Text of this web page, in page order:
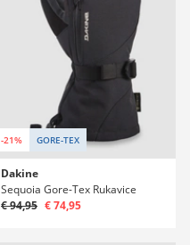
-21% GORE-TEX
Dakine
Sequoia Gore-Tex Rukavice
€ 94,95 € 74,95